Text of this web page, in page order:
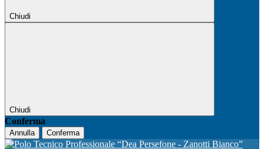
Chiudi
Chiudi
Conferma
Annulla Conferma